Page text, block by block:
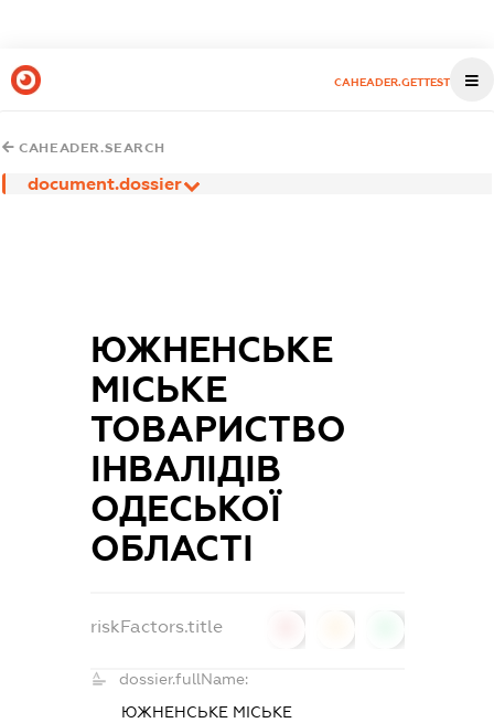
CAHEADER.GETTEST
CAHEADER.SEARCH
document.dossier
ЮЖНЕНСЬКЕ
МІСЬКЕ
ТОВАРИСТВО
ІНВАЛІДІВ
ОДЕСЬКОЇ
ОБЛАСТІ
riskFactors.title
dossier.fullName:
ЮЖНЕНСЬКЕ МІСЬКЕ